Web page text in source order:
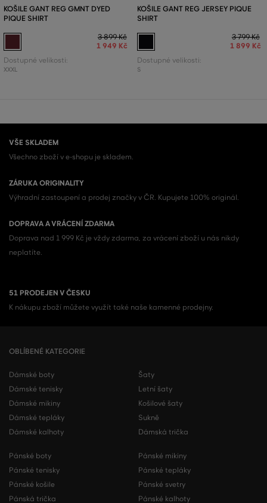
KOŠILE GANT REG GMNT DYED
PIQUE SHIRT
3 899 Kč
1 949 Kč
Dostupné velikosti:
XXXL
KOŠILE GANT REG JERSEY PIQUE
SHIRT
3 799 Kč
1 899 Kč
Dostupné velikosti:
S
VŠE SKLADEM
Všechno zboží v e-shopu je skladem.
ZÁRUKA ORIGINALITY
Výhradní zastoupení a prodej značky v ČR. Kupujete 100% originál.
DOPRAVA A VRÁCENÍ ZDARMA
Doprava nad 1 999 Kč je vždy zdarma, za vrácení zboží u nás nikdy
neplatíte.
51 PRODEJEN V ČESKU
K nákupu zboží můžete využít také naše kamenné prodejny.
OBLÍBENÉ KATEGORIE
Dámské boty
Dámské tenisky
Dámské mikiny
Dámské tepláky
Dámské kalhoty
Šaty
Letní šaty
Košilové šaty
Sukně
Dámská trička
Pánské boty
Pánské tenisky
Pánské košile
Pánská trička
Pánské mikiny
Pánské tepláky
Pánské svetry
Pánské kalhoty